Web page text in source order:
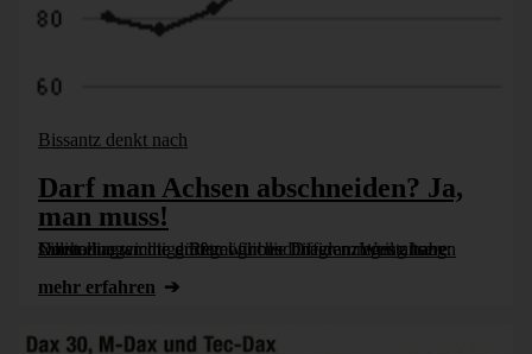
Bissantz denkt nach
Darf man Achsen abschneiden? Ja,
man muss!
Noch eine wichtige Regel für die Diagrammgestaltung: Liniendiagramme dürfen wir beschneiden. Weil unsere Darstellungen die größtmögliche Differenzierung haben sollen.
mehr erfahren